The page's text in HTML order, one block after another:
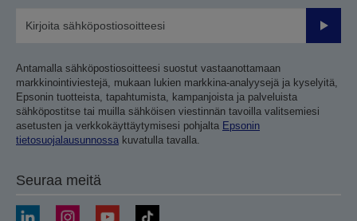
Lähetä
Antamalla sähköpostiosoitteesi suostut vastaanottamaan
markkinointiviestejä, mukaan lukien markkina-analyysejä ja kyselyitä,
Epsonin tuotteista, tapahtumista, kampanjoista ja palveluista
sähköpostitse tai muilla sähköisen viestinnän tavoilla valitsemiesi
asetusten ja verkkokäyttäytymisesi pohjalta Epsonin
tietosuojalausunnossa kuvatulla tavalla.
Seuraa meitä